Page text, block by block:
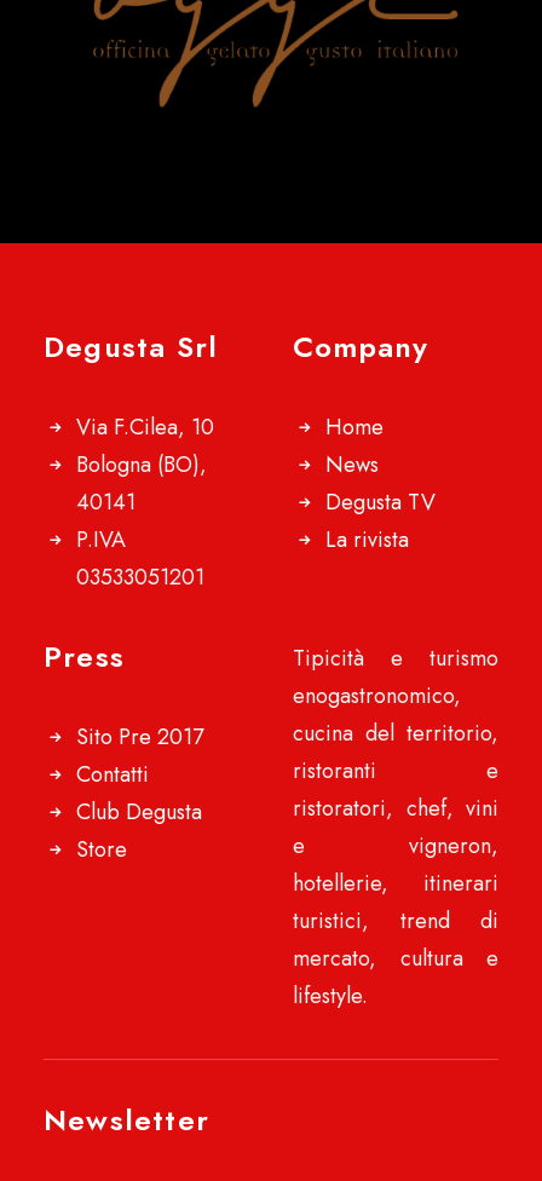
Degusta Srl
Via F.Cilea, 10
Bologna (BO),
40141
P.IVA
03533051201
Company
Home
News
Degusta TV
La rivista
Press
Sito Pre 2017
Contatti
Club Degusta
Store
Tipicità e turismo
enogastronomico,
cucina del territorio,
ristoranti e
ristoratori, chef, vini
e vigneron,
hotellerie, itinerari
turistici, trend di
mercato, cultura e
lifestyle.
Newsletter